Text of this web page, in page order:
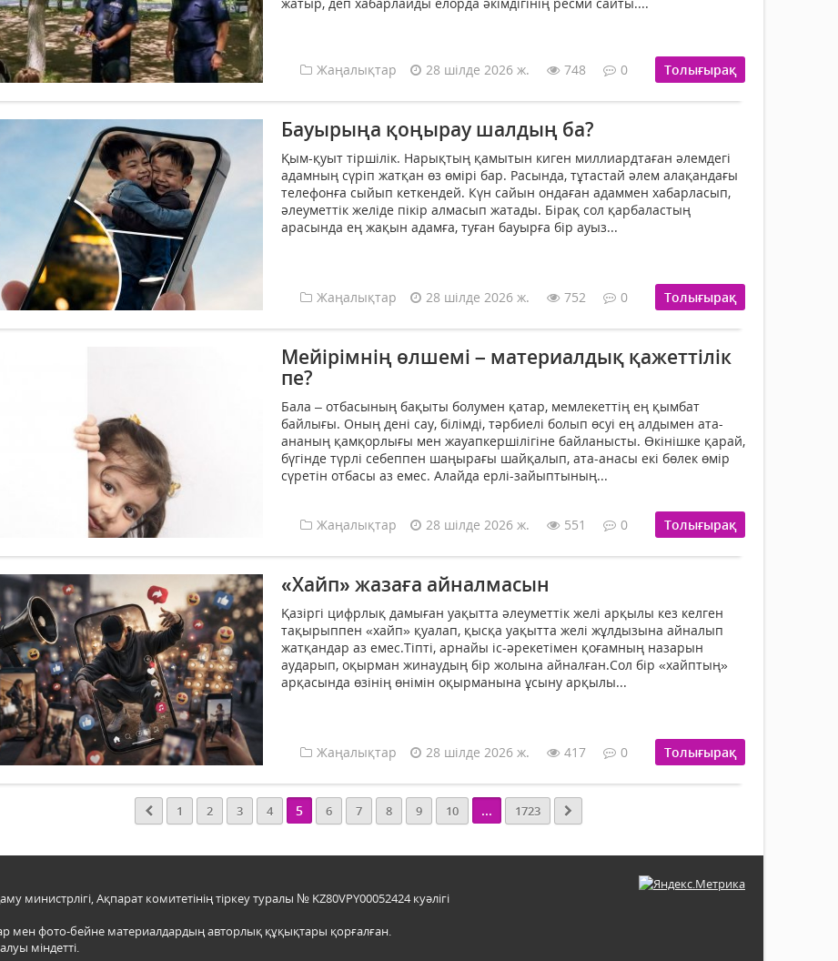
Жаңалықтар 28 шілде 2026 ж. 748 0 Толығырақ
Бауырыңа қоңырау шалдың ба?
Қым-қуыт тіршілік. Нарықтың қамытын киген миллиардтаған әлемдегі
адамның сүріп жатқан өз өмірі бар. Расында, тұтастай әлем алақандағы
телефонға сыйып кеткендей. Күн сайын ондаған адаммен хабарласып,
әлеуметтік желіде пікір алмасып жатады. Бірақ сол қарбаластың
арасында ең жақын адамға, туған бауырға бір ауыз...
Жаңалықтар 28 шілде 2026 ж. 752 0 Толығырақ
Мейірімнің өлшемі – материалдық қажеттілік
пе?
Бала – отбасының бақыты болумен қатар, мемлекеттің ең қымбат
байлығы. Оның дені сау, білімді, тәрбиелі болып өсуі ең алдымен ата-
ананың қамқорлығы мен жауапкершілігіне байланысты. Өкінішке қарай,
бүгінде түрлі себеппен шаңырағы шайқалып, ата-анасы екі бөлек өмір
сүретін отбасы аз емес. Алайда ерлі-зайыптының...
Жаңалықтар 28 шілде 2026 ж. 551 0 Толығырақ
«Хайп» жазаға айналмасын
Қазіргі цифрлық дамыған уақытта әлеуметтік желі арқылы кез келген
тақырыппен «хайп» қуалап, қысқа уақытта желі жұлдызына айналып
жатқандар аз емес.Тіпті, арнайы іс-әрекетімен қоғамның назарын
аударып, оқырман жинаудың бір жолына айналған.Сол бір «хайптың»
арқасында өзінің өнімін оқырманына ұсыну арқылы...
Жаңалықтар 28 шілде 2026 ж. 417 0 Толығырақ
1 2 3 4 5 6 7 8 9 10 ... 1723
Ақпарат комитетінің тіркеу туралы № KZ80VPY00052424 куәлігі
мен фото-бейне материалдардың авторлық құқықтары қорғалған.
міндетті.